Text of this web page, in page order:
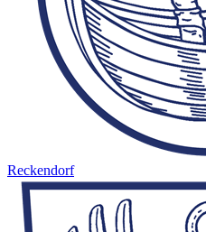
Reckendorf